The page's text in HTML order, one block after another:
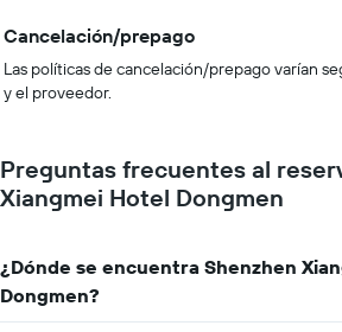
Cancelación/prepago
Las políticas de cancelación/prepago varían
y el proveedor.
Preguntas frecuentes al
Xiangmei Hotel Dongmen
¿Dónde se encuentra Shenzhen
Dongmen?